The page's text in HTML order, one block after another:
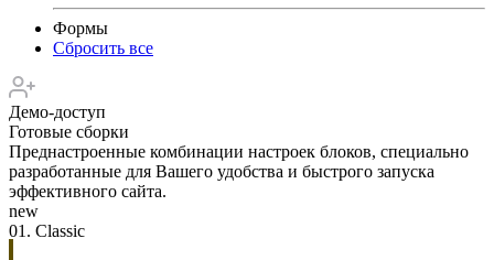
Формы
Сбросить все
Демо-доступ
Готовые сборки
Преднастроенные комбинации настроек блоков, специально
разработанные для Вашего удобства и быстрого запуска
эффективного сайта.
new
01. Classic